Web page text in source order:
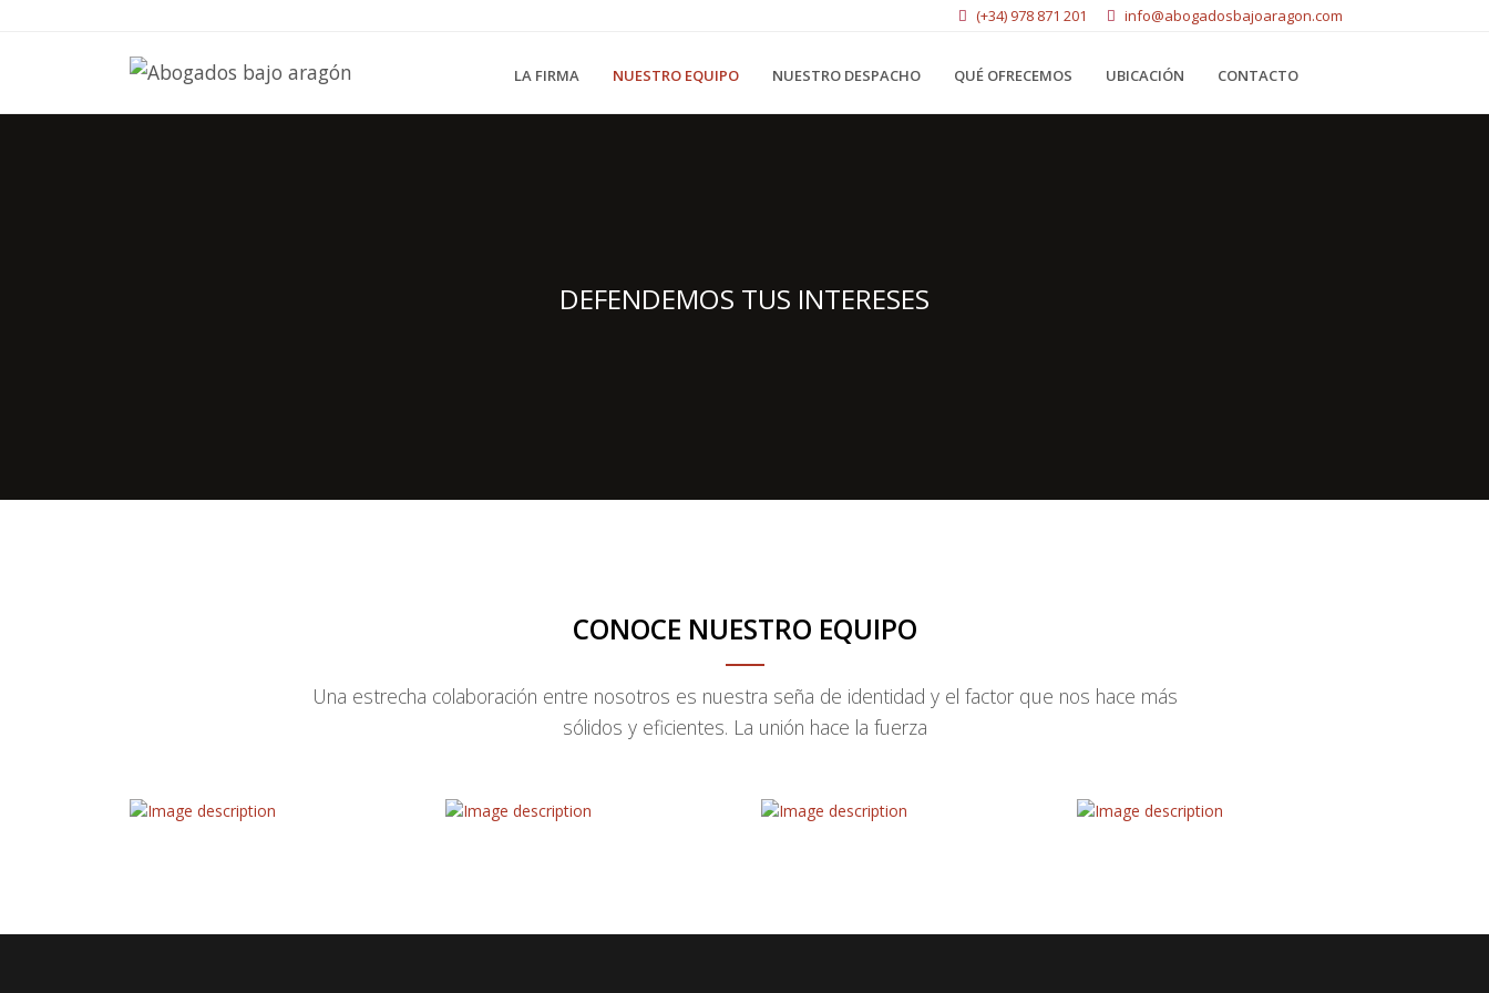
(+34) 978 871 201 info@abogadosbajoaragon.com
LA FIRMA NUESTRO EQUIPO NUESTRO DESPACHO QUÉ OFRECEMOS UBICACIÓN CONTACTO
DEFENDEMOS TUS INTERESES
CONOCE NUESTRO EQUIPO
Una estrecha colaboración entre nosotros es nuestra seña de identidad y el factor que nos hace más
sólidos y eficientes. La unión hace la fuerza